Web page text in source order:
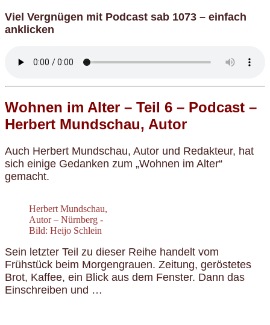
Viel Vergnügen mit Podcast sab 1073 – einfach
anklicken
Wohnen im Alter – Teil 6 – Podcast –
Herbert Mundschau, Autor
Auch Herbert Mundschau, Autor und Redakteur, hat
sich einige Gedanken zum „Wohnen im Alter“
gemacht.
Herbert Mundschau,
Autor – Nürnberg -
Bild: Heijo Schlein
Sein letzter Teil zu dieser Reihe handelt vom
Frühstück beim Morgengrauen. Zeitung, geröstetes
Brot, Kaffee, ein Blick aus dem Fenster. Dann das
Einschreiben und …